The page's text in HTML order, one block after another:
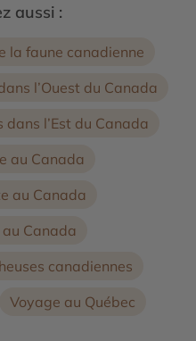
aussi :
la faune canadienne
l’Ouest du Canada
l’Est du Canada
au Canada
au Canada
Canada
canadiennes
Voyage au Québec